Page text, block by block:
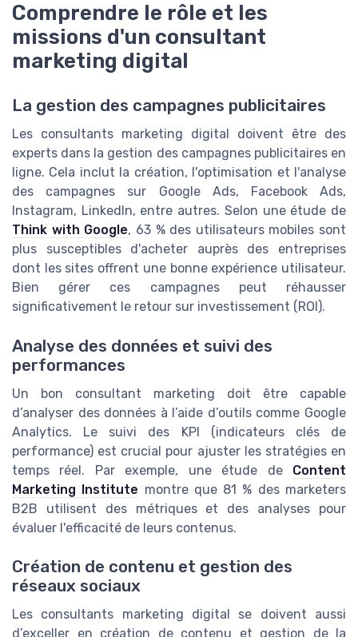
Comprendre le rôle et les
missions d'un consultant
marketing digital
La gestion des campagnes publicitaires
Les consultants marketing digital doivent être des
experts dans la gestion des campagnes publicitaires en
ligne. Cela inclut la création, l'optimisation et l'analyse
des campagnes sur Google Ads, Facebook Ads,
Instagram, LinkedIn, entre autres. Selon une étude de
Think with Google, 63 % des utilisateurs mobiles sont
plus susceptibles d'acheter auprès des entreprises
dont les sites offrent une bonne expérience utilisateur.
Bien gérer ces campagnes peut réhausser
significativement le retour sur investissement (ROI).
Analyse des données et suivi des
performances
Un bon consultant marketing doit être capable
d’analyser des données à l’aide d’outils comme Google
Analytics. Le suivi des KPI (indicateurs clés de
performance) est crucial pour ajuster les stratégies en
temps réel. Par exemple, une étude de Content
Marketing Institute montre que 81 % des marketers
B2B utilisent des métriques et des analyses pour
évaluer l'efficacité de leurs contenus.
Création de contenu et gestion des
réseaux sociaux
Les consultants marketing digital se doivent aussi
d’exceller en création de contenu et gestion de la